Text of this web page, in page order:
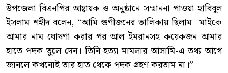
উপজেলা বিএনপির আহ্বায়ক ও অনুষ্ঠানে সম্মাননা পাওয়া হাবিবুল
ইসলাম শহীদ বলেন, “আমি গুণীজনের তালিকায় ছিলাম। মাইকে
আমার নাম ঘোষণা করার পর আল ইমরানসহ কয়েকজন আমার
হাতে পদক তুলে দেন। তিনি হত্যা মামলার আসামি-এ তথ্য আগে
জানলে কখনোই তার হাত থেকে পদক গ্রহণ করতাম না।”